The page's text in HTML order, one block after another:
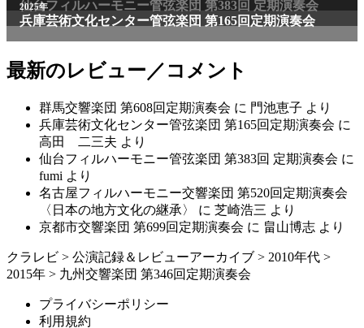
最新のレビュー／コメント
群馬交響楽団 第608回定期演奏会 に 門池恵子 より
兵庫芸術文化センター管弦楽団 第165回定期演奏会 に
高田 二三夫 より
仙台フィルハーモニー管弦楽団 第383回 定期演奏会 に
fumi より
名古屋フィルハーモニー交響楽団 第520回定期演奏会
〈日本の地方文化の継承〉
に 芝崎浩三 より
京都市交響楽団 第699回定期演奏会 に 畠山博志 より
クラレビ > 公演記録＆レビューアーカイブ > 2010年代 >
2015年 > 九州交響楽団 第346回定期演奏会
プライバシーポリシー
利用規約